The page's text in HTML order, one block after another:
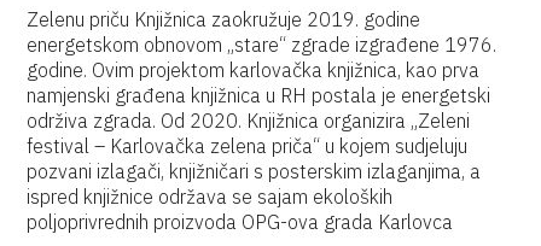
Zelenu priču Knjižnica zaokružuje 2019. godine
energetskom obnovom „stare“ zgrade izgrađene 1976.
godine. Ovim projektom karlovačka knjižnica, kao prva
namjenski građena knjižnica u RH postala je energetski
održiva zgrada. Od 2020. Knjižnica organizira „Zeleni
festival – Karlovačka zelena priča“ u kojem sudjeluju
pozvani izlagači, knjižničari s posterskim izlaganjima, a
ispred knjižnice održava se sajam ekoloških
poljoprivrednih proizvoda OPG-ova grada Karlovca